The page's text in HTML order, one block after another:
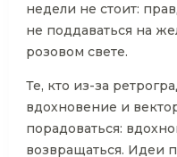
недели не стоит:
не поддаваться на
розовом свете.
Те, кто из-за
вдохновение и
порадоваться:
возвращаться. Идеи